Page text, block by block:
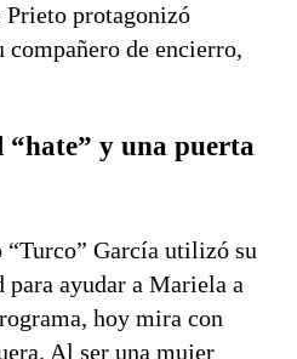
Prieto protagonizó
de encierro,
“hate” y una puerta
“Turco” García utilizó su
ayudar a Mariela a
hoy mira con
Al ser una mujer